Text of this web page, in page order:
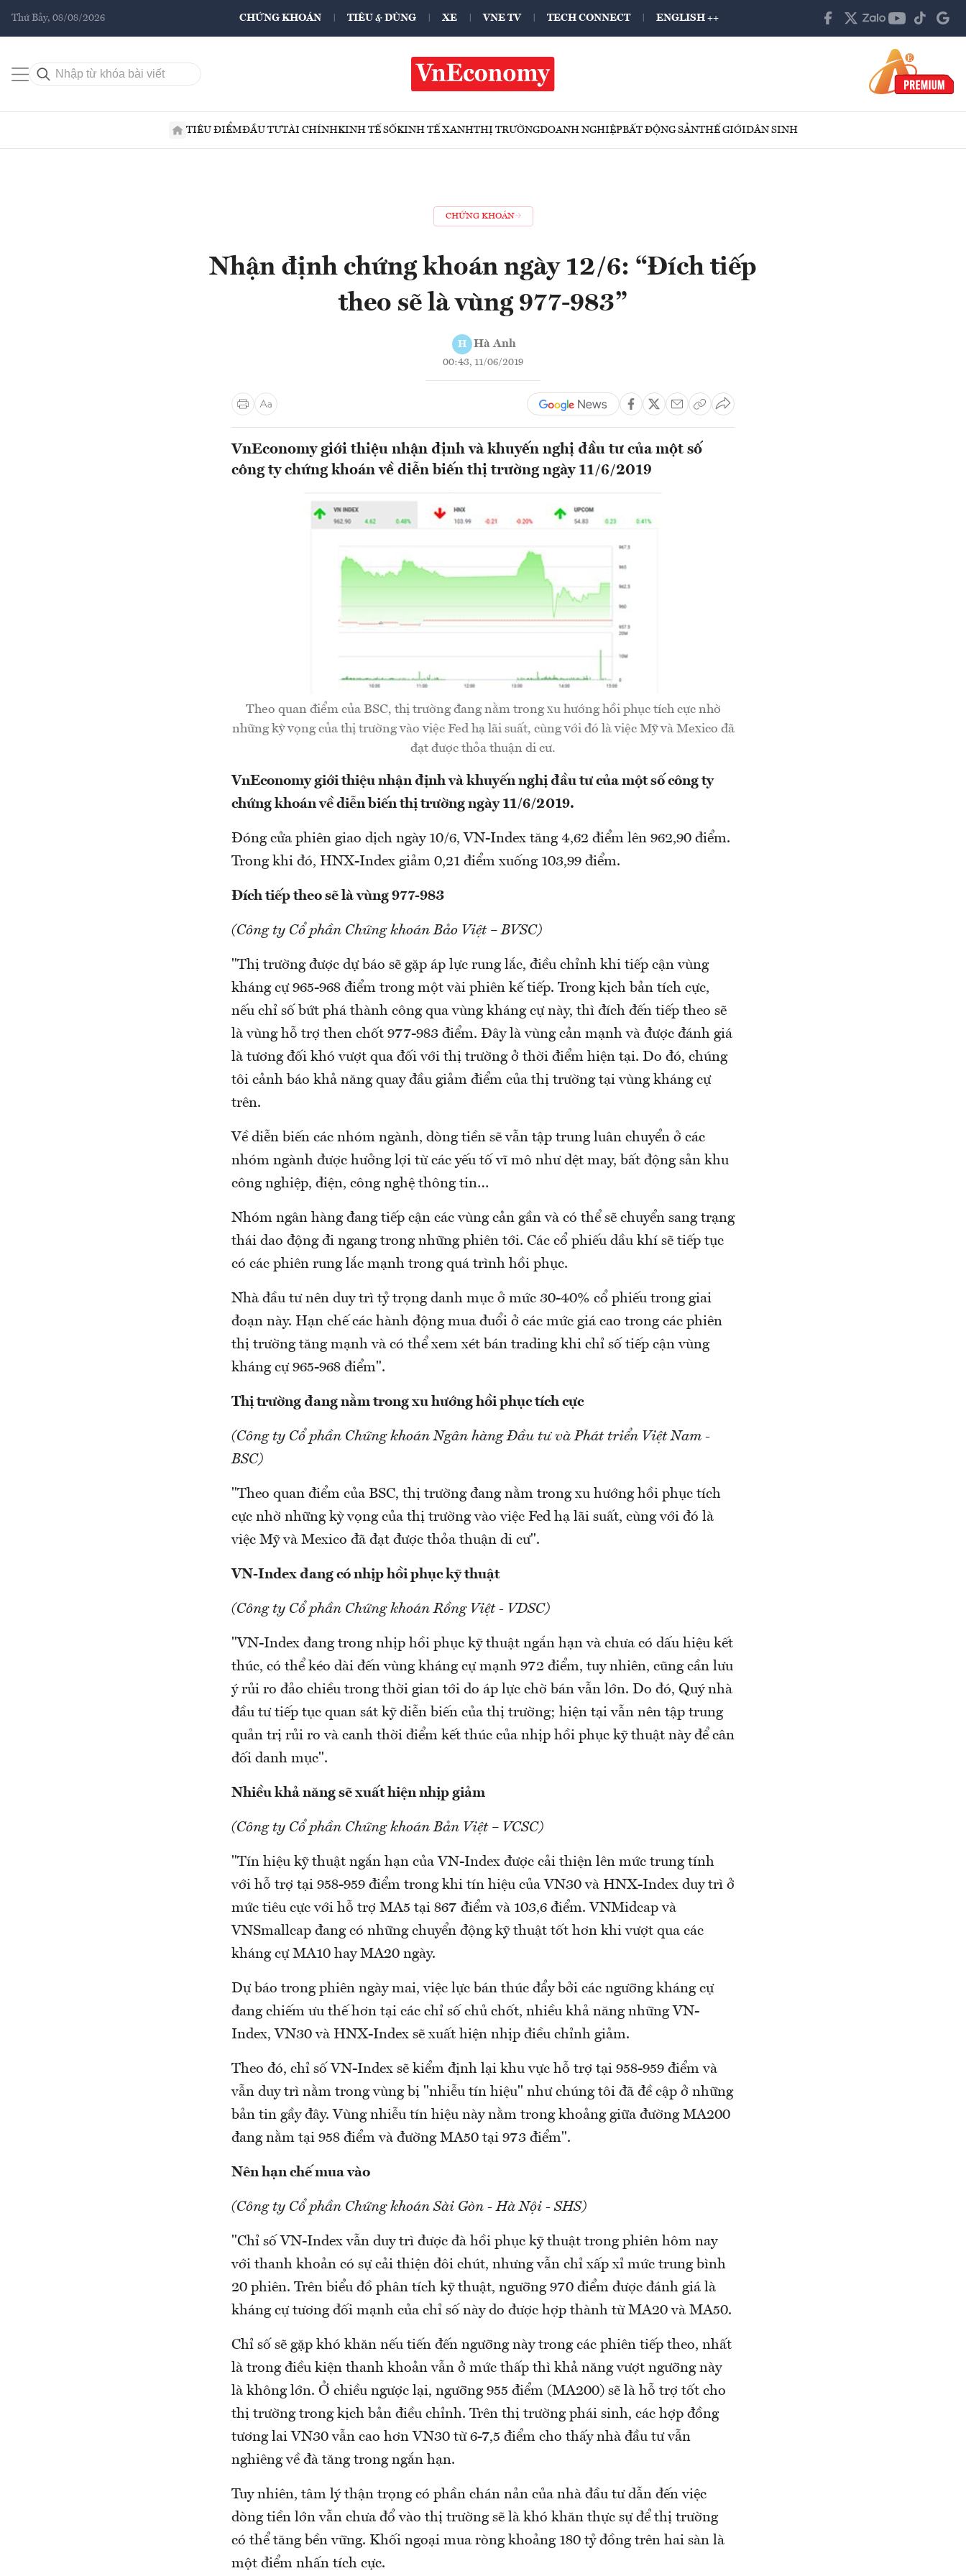
Thứ Bảy, 08/08/2026 CHỨNG KHOÁN TIÊU & DÙNG XE VNE TV TECH CONNECT ENGLISH ++
TIÊU ĐIỂMĐẦU TƯTÀI CHÍNHKINH TẾ SỐKINH TẾ XANHTHỊ TRƯỜNGDOANH NGHIỆPBẤT ĐỘNG SẢNTHẾ GIỚIDÂN SINH
CHỨNG KHOÁN
Nhận định chứng khoán ngày 12/6: “Đích tiếp
theo sẽ là vùng 977-983”
H Hà Anh
00:43, 11/06/2019
VnEconomy giới thiệu nhận định và khuyến nghị đầu tư của một số
công ty chứng khoán về diễn biến thị trường ngày 11/6/2019
Theo quan điểm của BSC, thị trường đang nằm trong xu hướng hồi phục tích cực nhờ
những kỳ vọng của thị trường vào việc Fed hạ lãi suất, cùng với đó là việc Mỹ và Mexico đã
đạt được thỏa thuận di cư.
VnEconomy giới thiệu nhận định và khuyến nghị đầu tư của một số công ty
chứng khoán về diễn biến thị trường ngày 11/6/2019.
Đóng cửa phiên giao dịch ngày 10/6, VN-Index tăng 4,62 điểm lên 962,90 điểm.
Trong khi đó, HNX-Index giảm 0,21 điểm xuống 103,99 điểm.
Đích tiếp theo sẽ là vùng 977-983
(Công ty Cổ phần Chứng khoán Bảo Việt – BVSC)
"Thị trường được dự báo sẽ gặp áp lực rung lắc, điều chỉnh khi tiếp cận vùng
kháng cự 965-968 điểm trong một vài phiên kế tiếp. Trong kịch bản tích cực,
nếu chỉ số bứt phá thành công qua vùng kháng cự này, thì đích đến tiếp theo sẽ
là vùng hỗ trợ then chốt 977-983 điểm. Đây là vùng cản mạnh và được đánh giá
là tương đối khó vượt qua đối với thị trường ở thời điểm hiện tại. Do đó, chúng
tôi cảnh báo khả năng quay đầu giảm điểm của thị trường tại vùng kháng cự
trên.
Về diễn biến các nhóm ngành, dòng tiền sẽ vẫn tập trung luân chuyển ở các
nhóm ngành được hưởng lợi từ các yếu tố vĩ mô như dệt may, bất động sản khu
công nghiệp, điện, công nghệ thông tin…
Nhóm ngân hàng đang tiếp cận các vùng cản gần và có thể sẽ chuyển sang trạng
thái dao động đi ngang trong những phiên tới. Các cổ phiếu dầu khí sẽ tiếp tục
có các phiên rung lắc mạnh trong quá trình hồi phục.
Nhà đầu tư nên duy trì tỷ trọng danh mục ở mức 30-40% cổ phiếu trong giai
đoạn này. Hạn chế các hành động mua đuổi ở các mức giá cao trong các phiên
thị trường tăng mạnh và có thể xem xét bán trading khi chỉ số tiếp cận vùng
kháng cự 965-968 điểm".
Thị trường đang nằm trong xu hướng hồi phục tích cực
(Công ty Cổ phần Chứng khoán Ngân hàng Đầu tư và Phát triển Việt Nam -
BSC)
"Theo quan điểm của BSC, thị trường đang nằm trong xu hướng hồi phục tích
cực nhờ những kỳ vọng của thị trường vào việc Fed hạ lãi suất, cùng với đó là
việc Mỹ và Mexico đã đạt được thỏa thuận di cư".
VN-Index đang có nhịp hồi phục kỹ thuật
(Công ty Cổ phần Chứng khoán Rồng Việt - VDSC)
"VN-Index đang trong nhịp hồi phục kỹ thuật ngắn hạn và chưa có dấu hiệu kết
thúc, có thể kéo dài đến vùng kháng cự mạnh 972 điểm, tuy nhiên, cũng cần lưu
ý rủi ro đảo chiều trong thời gian tới do áp lực chờ bán vẫn lớn. Do đó, Quý nhà
đầu tư tiếp tục quan sát kỹ diễn biến của thị trường; hiện tại vẫn nên tập trung
quản trị rủi ro và canh thời điểm kết thúc của nhịp hồi phục kỹ thuật này để cân
đối danh mục".
Nhiều khả năng sẽ xuất hiện nhịp giảm
(Công ty Cổ phần Chứng khoán Bản Việt – VCSC)
"Tín hiệu kỹ thuật ngắn hạn của VN-Index được cải thiện lên mức trung tính
với hỗ trợ tại 958-959 điểm trong khi tín hiệu của VN30 và HNX-Index duy trì ở
mức tiêu cực với hỗ trợ MA5 tại 867 điểm và 103,6 điểm. VNMidcap và
VNSmallcap đang có những chuyển động kỹ thuật tốt hơn khi vượt qua các
kháng cự MA10 hay MA20 ngày.
Dự báo trong phiên ngày mai, việc lực bán thúc đẩy bởi các ngưỡng kháng cự
đang chiếm ưu thế hơn tại các chỉ số chủ chốt, nhiều khả năng những VN-
Index, VN30 và HNX-Index sẽ xuất hiện nhịp điều chỉnh giảm.
Theo đó, chỉ số VN-Index sẽ kiểm định lại khu vực hỗ trợ tại 958-959 điểm và
vẫn duy trì nằm trong vùng bị "nhiễu tín hiệu" như chúng tôi đã đề cập ở những
bản tin gầy đây. Vùng nhiễu tín hiệu này nằm trong khoảng giữa đường MA200
đang nằm tại 958 điểm và đường MA50 tại 973 điểm".
Nên hạn chế mua vào
(Công ty Cổ phần Chứng khoán Sài Gòn - Hà Nội - SHS)
"Chỉ số VN-Index vẫn duy trì được đà hồi phục kỹ thuật trong phiên hôm nay
với thanh khoản có sự cải thiện đôi chút, nhưng vẫn chỉ xấp xỉ mức trung bình
20 phiên. Trên biểu đồ phân tích kỹ thuật, ngưỡng 970 điểm được đánh giá là
kháng cự tương đối mạnh của chỉ số này do được hợp thành từ MA20 và MA50.
Chỉ số sẽ gặp khó khăn nếu tiến đến ngưỡng này trong các phiên tiếp theo, nhất
là trong điều kiện thanh khoản vẫn ở mức thấp thì khả năng vượt ngưỡng này
là không lớn. Ở chiều ngược lại, ngưỡng 955 điểm (MA200) sẽ là hỗ trợ tốt cho
thị trường trong kịch bản điều chỉnh. Trên thị trường phái sinh, các hợp đồng
tương lai VN30 vẫn cao hơn VN30 từ 6-7,5 điểm cho thấy nhà đầu tư vẫn
nghiêng về đà tăng trong ngắn hạn.
Tuy nhiên, tâm lý thận trọng có phần chán nản của nhà đầu tư dẫn đến việc
dòng tiền lớn vẫn chưa đổ vào thị trường sẽ là khó khăn thực sự để thị trường
có thể tăng bền vững. Khối ngoại mua ròng khoảng 180 tỷ đồng trên hai sàn là
một điểm nhấn tích cực.